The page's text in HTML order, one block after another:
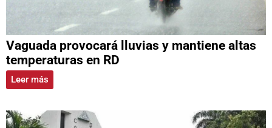
Vaguada provocará lluvias y mantiene altas
temperaturas en RD
Leer más